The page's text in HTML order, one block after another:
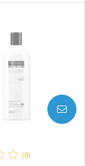
(0)
AVISE-ME